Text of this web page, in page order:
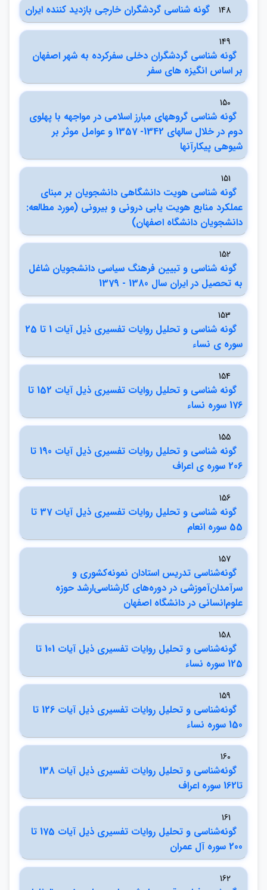
148 گونه شناسي گردشگران خارجي بازديد كننده ايران
149
گونه شناسي گردشگران دخلي سفركرده به شهر اصفهان
بر اساس انگيزه هاي سفر
150
گونه شناسي گروههاي مبارز اسلامي در مواجهه با پهلوي
دوم در خلال سالهاي 1342- 1357 و عوامل موثر بر
شيوهي پيكارآنها
151
گونه شناسي هويت دانشگاهي دانشجويان بر مبناي
عملكرد منابع هويت يابي دروني و بيروني (مورد مطالعه:
دانشجويان دانشگاه اصفهان)
152
گونه شناسي و تبيين فرهنگ سياسي دانشجويان شاغل
به تحصيل در ايران سال 1380 - 1379
153
گونه شناسي و تحليل روايات تفسيري ذيل آيات 1 تا 25
سوره ي نساء
154
گونه شناسي و تحليل روايات تفسيري ذيل آيات 152 تا
176 سوره نساء
155
گونه شناسي و تحليل روايات تفسيري ذيل آيات 190 تا
206 سوره ي اعراف
156
گونه شناسي و تحليل روايات تفسيري ذيل آيات 37 تا
55 سوره انعام
157
گونه‌شناسي تدريس استادان نمونه‌كشوري و
سرآمدان‌آموزشي در دوره‌هاي كارشناسي‌ارشد حوزه
علوم‌انساني در دانشگاه اصفهان
158
گونه‌شناسي و تحليل روايات تفسيري ذيل آيات 101 تا
125 سوره نساء
159
گونه‌شناسي و تحليل روايات تفسيري ذيل آيات 126 تا
150 سوره نساء
160
گونه‌شناسي و تحليل روايات تفسيري ذيل آيات 138
تا162 سوره اعراف
161
گونه‌شناسي و تحليل روايات تفسيري ذيل آيات 175 تا
200 سوره آل عمران
162